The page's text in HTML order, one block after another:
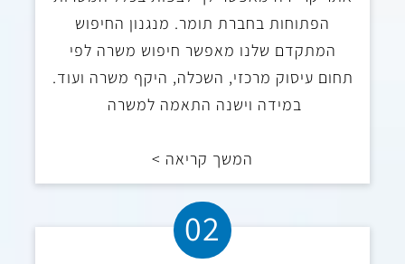
הפתוחות בחברת תומר. מנגנון החיפוש
המתקדם שלנו מאפשר חיפוש משרה לפי
תחום עיסוק מרכזי, השכלה, היקף משרה ועוד.
במידה וישנה התאמה למשרה
המשך קריאה >
02